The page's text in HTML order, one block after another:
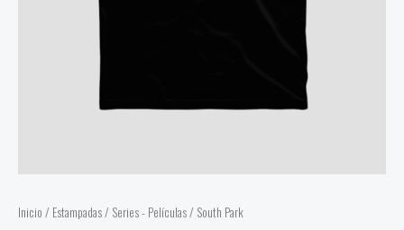
Inicio / Estampadas/ Series - Películas/ South Park